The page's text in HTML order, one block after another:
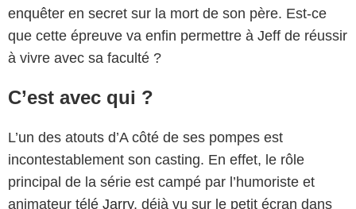
enquêter en secret sur la mort de son père. Est-ce
que cette épreuve va enfin permettre à Jeff de réussir
à vivre avec sa faculté ?
C’est avec qui ?
L’un des atouts d’A côté de ses pompes est
incontestablement son casting. En effet, le rôle
principal de la série est campé par l’humoriste et
animateur télé Jarry, déjà vu sur le petit écran dans